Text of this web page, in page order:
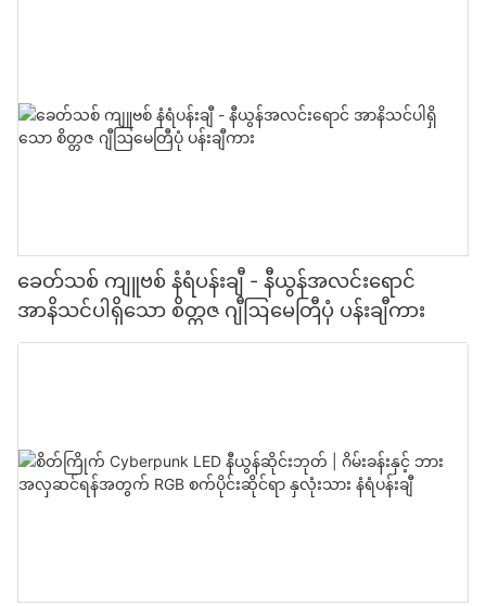
ခေတ်သစ် ကျူဗစ် နံရံပန်းချီ - နီယွန်အလင်းရောင်
အာနိသင်ပါရှိသော စိတ္တဇ ဂျီဩမေတြီပုံ ပန်းချီကား